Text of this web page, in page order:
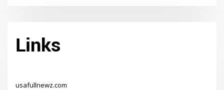
Links
usafullnewz.com